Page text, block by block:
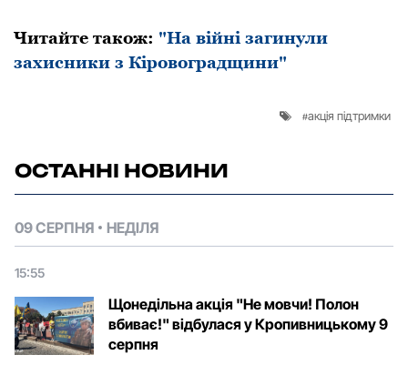
Читайте також: "На війні загинули
захисники з Кіровоградщини"
акція підтримки
ОСТАННІ НОВИНИ
09 СЕРПНЯ НЕДІЛЯ
15:55
Щонедільна акція "Не мовчи! Полон
вбиває!" відбулася у Кропивницькому 9
серпня